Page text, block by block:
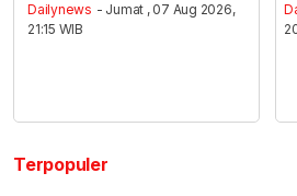
Dailynews - Jumat , 07 Aug 2026,
21:15 WIB
Terpopuler